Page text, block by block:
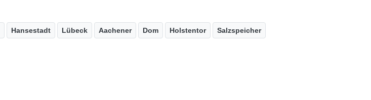
Hansestadt Lübeck Aachener Dom Holstentor
Salzspeicher